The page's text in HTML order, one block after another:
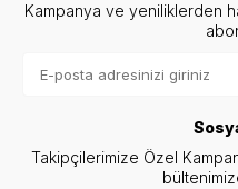
Kampanya ve yeniliklerden
Takipçilerimize Özel